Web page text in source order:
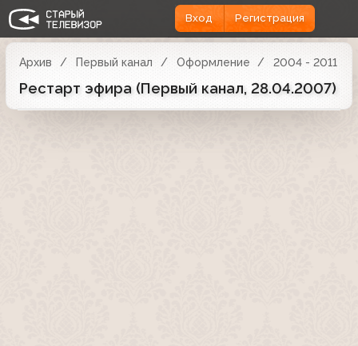
Вход Регистрация
Архив Первый канал Оформление 2004 - 2011
Рестарт эфира (Первый канал, 28.04.2007)